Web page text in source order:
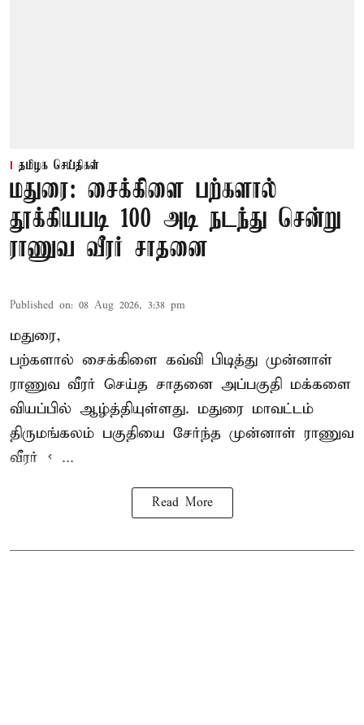
தமிழக செய்திகள்
மதுரை: சைக்கிளை பற்களால்
தூக்கியபடி 100 அடி நடந்து சென்று
ராணுவ வீரர் சாதனை
Published on: 08 Aug 2026, 3:38 pm
மதுரை,
பற்களால் சைக்கிளை கவ்வி பிடித்து முன்னாள்
ராணுவ வீரர் செய்த சாதனை அப்பகுதி மக்களை
வியப்பில் ஆழ்த்தியுள்ளது. மதுரை மாவட்டம்
திருமங்கலம் பகுதியை சேர்ந்த முன்னாள் ராணுவ
வீரர் < ...
Read More